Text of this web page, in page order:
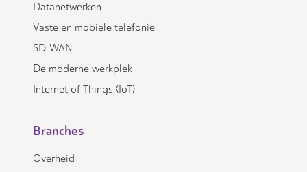
Datanetwerken
Vaste en mobiele telefonie
SD-WAN
De moderne werkplek
Internet of Things (IoT)
Branches
Overheid